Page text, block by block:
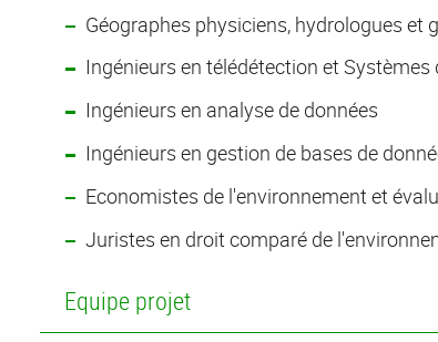
Géographes physiciens, hydrologues et
Ingénieurs en télédétection et
Ingénieurs en analyse de données
Ingénieurs en gestion de bases de
Economistes de l'environnement et
Juristes en droit comparé de
Equipe projet